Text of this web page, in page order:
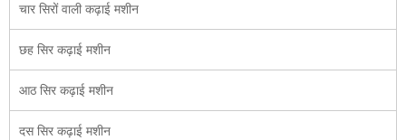
चार सिरों वाली कढ़ाई मशीन
छह सिर कढ़ाई मशीन
आठ सिर कढ़ाई मशीन
दस सिर कढ़ाई मशीन